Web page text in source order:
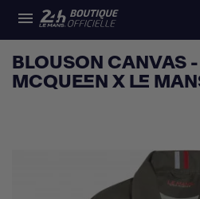

BLOUSON CANVAS
MCQUEEN X LE